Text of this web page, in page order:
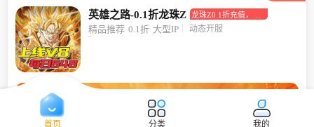
英雄之路-0.1折龙珠Z 龙珠Z0.1折充值，畅
玩龙珠宇宙！
精品推荐 0.1折 大型IP 动态开服
首页 分类 我的